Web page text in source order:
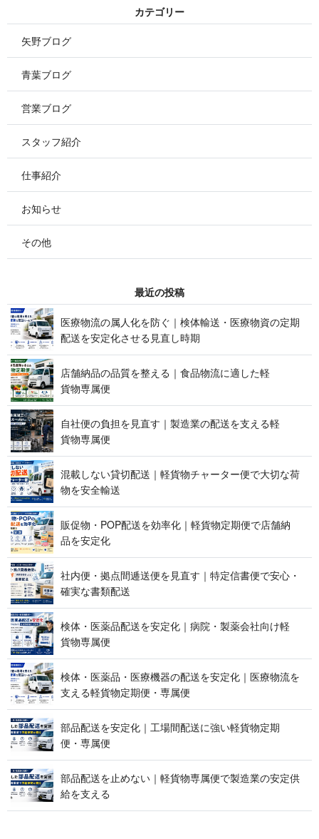
カ テ ゴ リ ー
矢野ブログ
青葉ブログ
営業ブログ
スタッフ紹介
仕事紹介
お知らせ
その他
最 近 の 投 稿
医療物流の属人化を防ぐ｜検体輸送・医療物資の定期
配送を安定化させる見 直 し 時 期
店舗納品の品質を整える｜食品物流に適した軽
貨 物 専 属 便
自社便の負担を見直す｜製造業の配送を支える軽
貨 物 専 属 便
混載しない貸切配送｜軽貨物チャーター便で大切な荷
物を 安 全 輸 送
販促物・POP配送を効率化｜軽貨物定期便で店舗納
品 を 安 定 化
社内便・拠点間逓送便を見直す｜特定信書便で安心・
確実な 書 類 配 送
検体・医薬品配送を安定化｜病院・製薬会社向け軽
貨 物 専 属 便
検体・医薬品・医療機器の配送を安定化｜医療物流を
支える軽貨物定期便 ・ 専 属 便
部品配送を安定化｜工場間配送に強い軽貨物定期
便 ・ 専 属 便
部品配送を止めない｜軽貨物専属便で製造業の安定供
給 を 支 え る